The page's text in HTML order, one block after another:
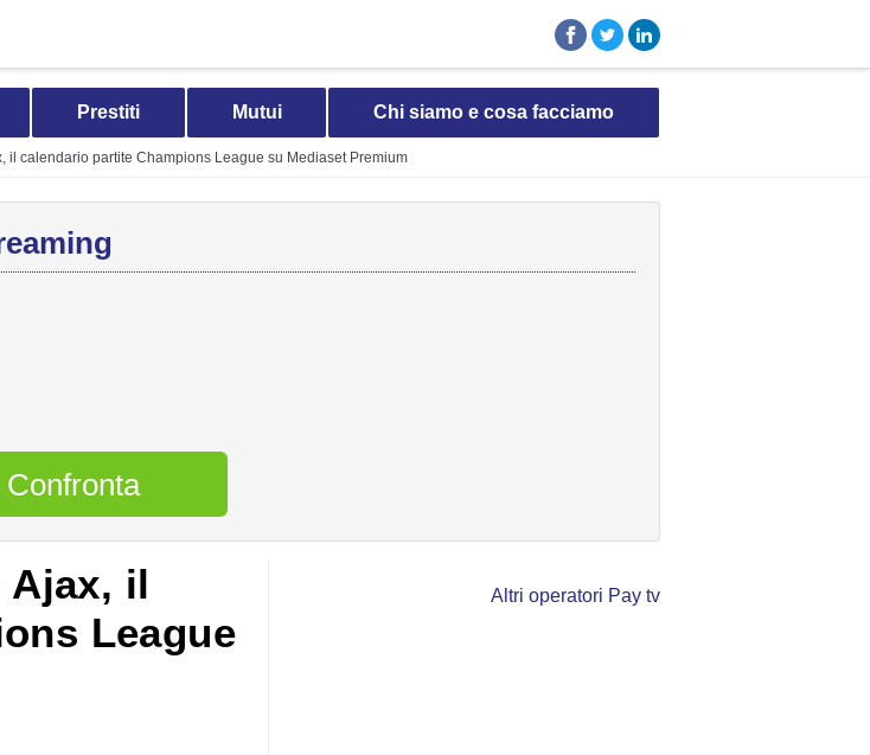
Prestiti Mutui Chi siamo e cosa facciamo
il calendario partite Champions League su Mediaset Premium
Confronta
Ajax, il
League
Altri operatori Pay tv